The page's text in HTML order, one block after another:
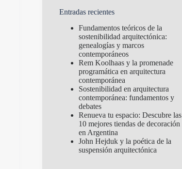
Entradas recientes
Fundamentos teóricos de la
sostenibilidad arquitectónica:
genealogías y marcos
contemporáneos
Rem Koolhaas y la promenade
programática en arquitectura
contemporánea
Sostenibilidad en arquitectura
contemporánea: fundamentos y
debates
Renueva tu espacio: Descubre las
10 mejores tiendas de decoración
en Argentina
John Hejduk y la poética de la
suspensión arquitectónica